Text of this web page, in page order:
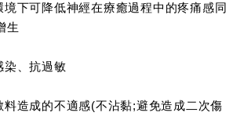
下可降低神經在療癒過程中的疼痛感同
生
、抗過敏
造成的不適感(不沾黏;避免造成二次傷